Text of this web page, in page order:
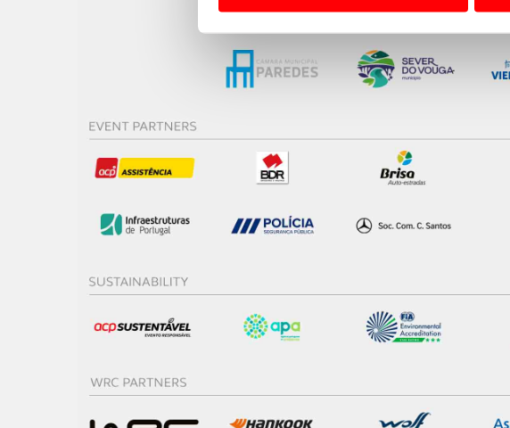
Usamos cookies para melhorar a sua
funcionalidades de redes sociais, bem como
Adicionalmente partilhamos informação,
O ACP garantirá que as transferências
consentimento e quando tal se afigure
Realçamos que o bloqueio de certo tipo de
navegação no Website e nos serviços